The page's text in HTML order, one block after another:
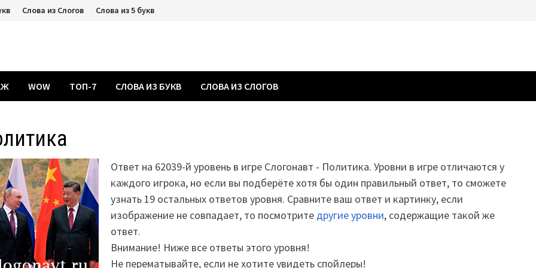
Слова из Слогов Слова из 5 букв
WOW ТОП-7 СЛОВА ИЗ БУКВ СЛОВА ИЗ СЛОГОВ
Ответ на 62039-й уровень в игре Слогонавт - Политика. Уровни в игре отличаются у
каждого игрока, но если вы подберёте хотя бы один правильный ответ, то сможете
узнать 19 остальных ответов уровня. Сравните ваш ответ и картинку, если
изображение не совпадает, то посмотрите другие уровни, содержащие такой же
ответ.
Внимание! Ниже все ответы этого уровня!
Не перематывайте, если не хотите увидеть спойлеры!